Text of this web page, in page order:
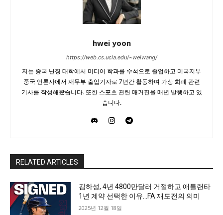
hwei yoon
https://web.cs.ucla.edu/~weiwang/
저는 중국 난징 대학에서 미디어 학과를 수석으로 졸업하고 미국지부
중국 언론사에서 재무부 출입기자로 7년간 활동하며 가상 화폐 관련
기사를 작성해왔습니다. 또한 스포츠 관련 매거진을 매년 발행하고 있
습니다.
RELATED ARTICLES
김하성, 4년 4800만달러 거절하고 애틀랜타
1년 계약 선택한 이유…FA 재도전의 의미
2025년 12월 18일